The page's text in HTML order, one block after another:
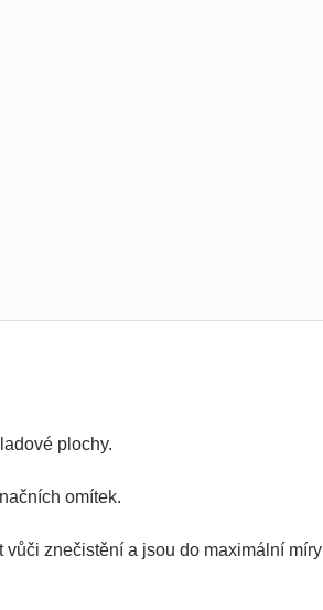
plochy.
omítek.
znečistění a jsou do maximální míry